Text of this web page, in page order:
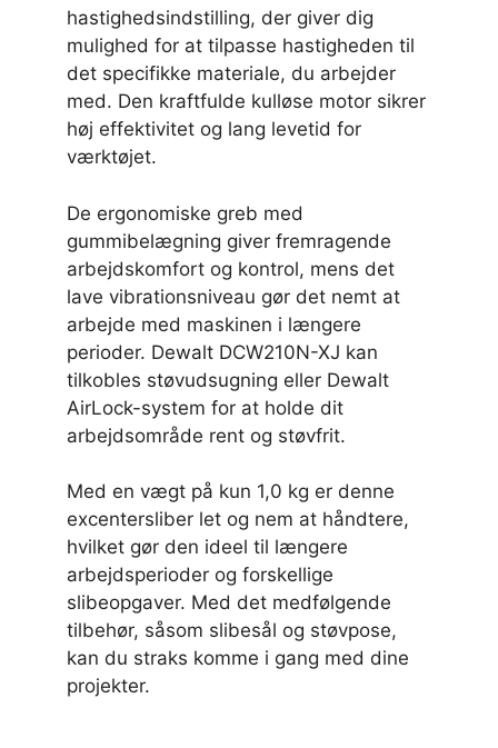
hastighedsindstilling, der giver dig
mulighed for at tilpasse hastigheden til
det specifikke materiale, du arbejder
med. Den kraftfulde kulløse motor sikrer
høj effektivitet og lang levetid for
værktøjet.
De ergonomiske greb med
gummibelægning giver fremragende
arbejdskomfort og kontrol, mens det
lave vibrationsniveau gør det nemt at
arbejde med maskinen i længere
perioder. Dewalt DCW210N-XJ kan
tilkobles støvudsugning eller Dewalt
AirLock-system for at holde dit
arbejdsområde rent og støvfrit.
Med en vægt på kun 1,0 kg er denne
excentersliber let og nem at håndtere,
hvilket gør den ideel til længere
arbejdsperioder og forskellige
slibeopgaver. Med det medfølgende
tilbehør, såsom slibesål og støvpose,
kan du straks komme i gang med dine
projekter.